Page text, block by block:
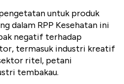
untuk produk
dalam RPP Kesehatan ini
negatif terhadap
termasuk industri kreatif
ritel, petani
tembakau.